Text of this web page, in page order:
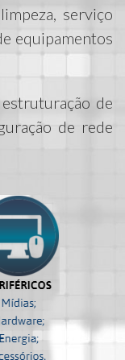
serviço
equipamentos
de
de rede